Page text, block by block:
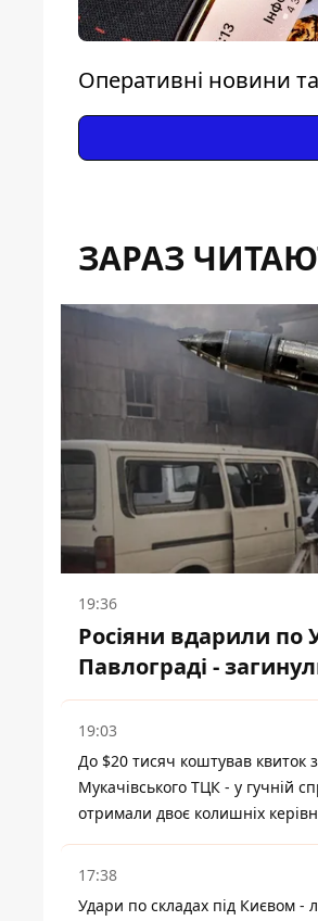
Оперативні новини та
ЗАРАЗ
19:36
Росіяни вдарили по
Павлограді -
19:03
До $20 тисяч коштував квиток
Мукачівського ТЦК - у гучній
отримали двоє колишніх
17:38
Удари по складах під Києвом -